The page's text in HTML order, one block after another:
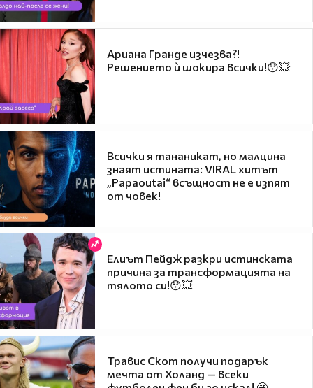
Ариана Гранде изчезва?!
Решението ѝ шокира всички!😯💥
Всички я тананикат, но малцина
знаят истината: VIRAL хитът
„Papaoutai“ всъщност не е изпят
от човек!
Елиът Пейдж разкри истинската
причина за трансформацията на
тялото си!😯💥
Травис Скот получи подарък
мечта от Холанд — всеки